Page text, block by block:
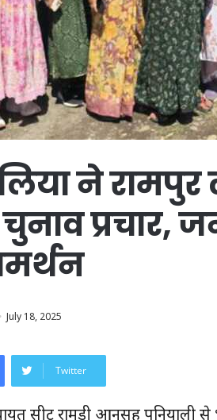
ने रामपुर
चुनाव प्रचार,
July 18, 2025
Twitter
सीट रामडी आनसिंह पनियाली से